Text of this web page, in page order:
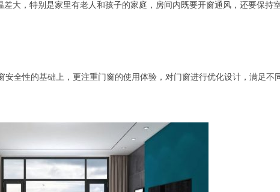
大，特别是家里有老人和孩子的家庭，房间内既要开窗通风，还要保持
全性的基础上，更注重门窗的使用体验，对门窗进行优化设计，满足不